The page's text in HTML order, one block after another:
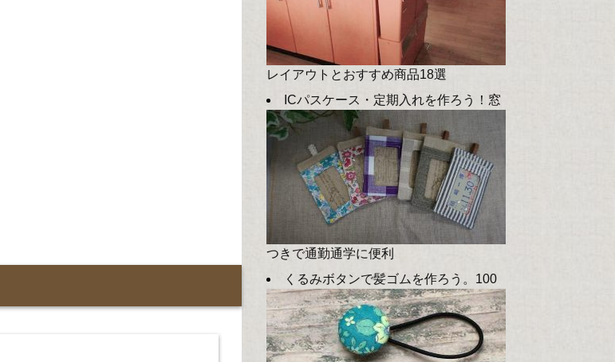
レイアウトとおすすめ商品18選
ICパスケース・定期入れを作ろう！窓
つきで通勤通学に便利
くるみボタンで髪ゴムを作ろう。100